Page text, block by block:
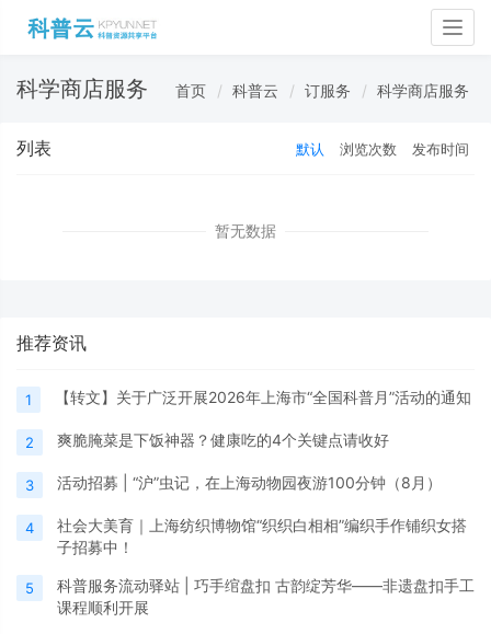
科学商店服务 首页 科普云 订服务 科学商店服务
列表 默认 浏览次数 发布时间
暂无数据
推荐资讯
1 【转文】关于广泛开展2026年上海市“全国科普月”活动的通知
2 爽脆腌菜是下饭神器？健康吃的4个关键点请收好
3 活动招募 | “沪”虫记，在上海动物园夜游100分钟（8月）
4
社会大美育｜上海纺织博物馆“织织白相相”编织手作铺织女搭
子招募中！
5
科普服务流动驿站 | 巧手绾盘扣 古韵绽芳华——非遗盘扣手工
课程顺利开展